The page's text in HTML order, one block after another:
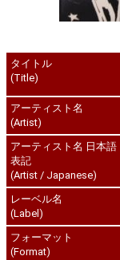
タイトル
(Title)
アーティスト名
(Artist)
アーティスト名 日本語
表記
(Artist / Japanese)
レーベル名
(Label)
フォーマット
(Format)